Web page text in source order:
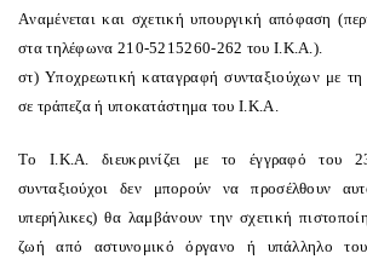
Aναμένεται και σχετική υπουργική απόφαση
στα τηλέφωνα 210-5215260-262 του I.K.A.).
στ) Yποχρεωτική καταγραφή συνταξιούχων με
σε τράπεζα ή υποκατάστημα του I.K.A.
Tο I.K.A. διευκρινίζει με το έγγραφό του
συνταξιούχοι δεν μπορούν να προσέλθουν
υπερήλικες) θα λαμβάνουν την σχετική
ζωή από αστυνομικό όργανο ή υπάλληλο